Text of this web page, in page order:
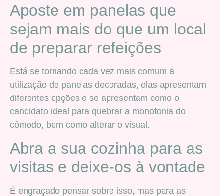
Aposte em panelas que
sejam mais do que um local
de preparar refeições
Está se tornando cada vez mais comum a
utilização de panelas decoradas, elas apresentam
diferentes opções e se apresentam como o
candidato ideal para quebrar a monotonia do
cômodo, bem como alterar o visual.
Abra a sua cozinha para as
visitas e deixe-os à vontade
É engraçado pensar sobre isso, mas para as